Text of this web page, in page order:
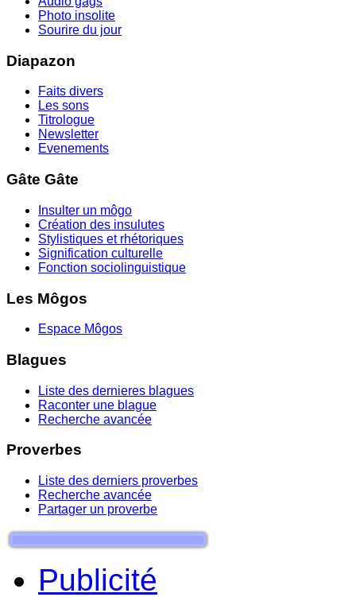
Photo insolite
Sourire du jour
Diapazon
Faits divers
Les sons
Titrologue
Newsletter
Evenements
Gâte Gâte
Insulter un môgo
Création des insulutes
Stylistiques et rhétoriques
Signification culturelle
Fonction sociolinguistique
Les Môgos
Espace Môgos
Blagues
Liste des dernieres blagues
Raconter une blague
Recherche avancée
Proverbes
Liste des derniers proverbes
Recherche avancée
Partager un proverbe
Publicité